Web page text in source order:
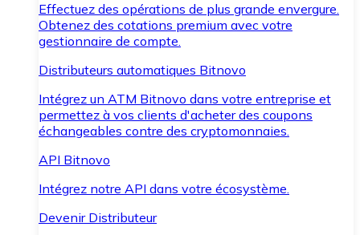
Effectuez des opérations de plus grande envergure.
Obtenez des cotations premium avec votre
gestionnaire de compte.
Distributeurs automatiques Bitnovo
Intégrez un ATM Bitnovo dans votre entreprise et
permettez à vos clients d'acheter des coupons
échangeables contre des cryptomonnaies.
API Bitnovo
Intégrez notre API dans votre écosystème.
Devenir Distributeur